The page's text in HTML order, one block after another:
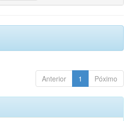
Anterior 1 Póximo